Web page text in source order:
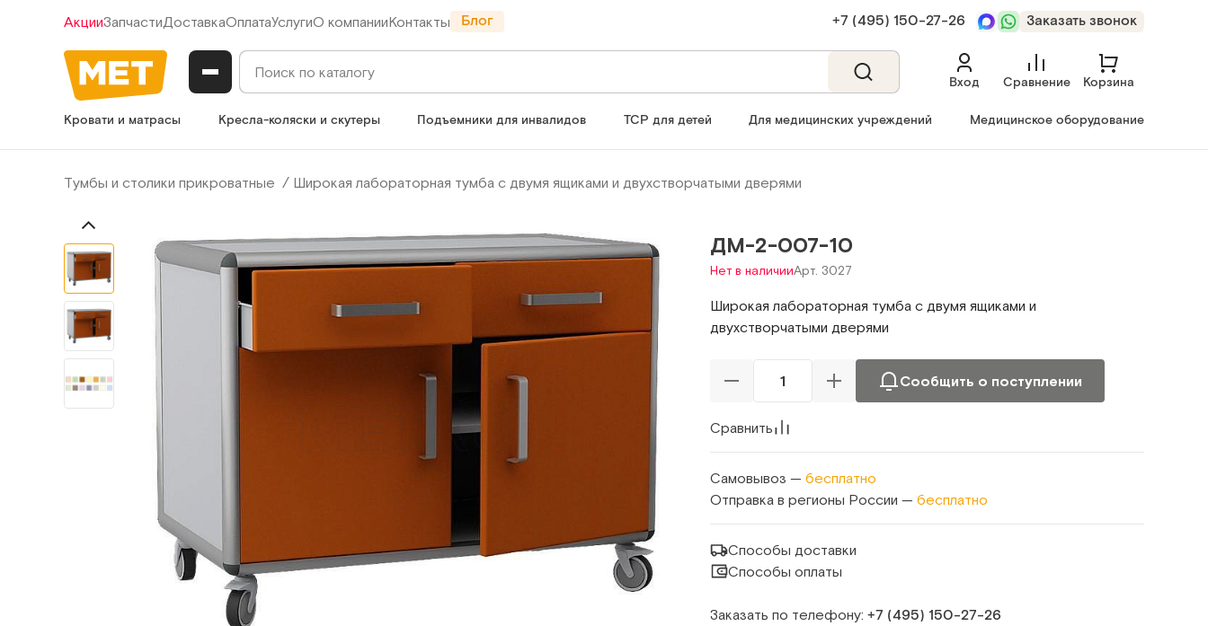
АкцииЗапчастиДоставкаОплатаУслугиО компанииКонтакты Блог +7 (495) 150‑27‑26 Заказать звонок
Вход Сравнение Корзина
Кровати и матрасы Кресла-коляски и скутеры Подъемники для инвалидов ТСР для детей Для медицинских учреждений Медицинское оборудование
Тумбы и столики прикроватные Широкая лабораторная тумба с двумя ящиками и двухстворчатыми дверями
ДМ-2-007-10
Нет в наличииАрт. 3027
Широкая лабораторная тумба с двумя ящиками и
двухстворчатыми дверями
Сообщить о поступлении
Сравнить
Самовывоз — бесплатно
Отправка в регионы России — бесплатно
Способы доставки
Способы оплаты
Заказать по телефону: +7 (495) 150‑27‑26